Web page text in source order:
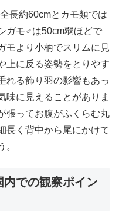
長約60cmとカモ類では
ガモ♂は50cm弱ほどで
モより小柄でスリムに見
上に反る姿勢をとりやす
れる飾り羽の影響もあっ
味に見えることがありま
張ってお腹がふくらむ丸
長く背中から尾にかけて
。
内での観察ポイン